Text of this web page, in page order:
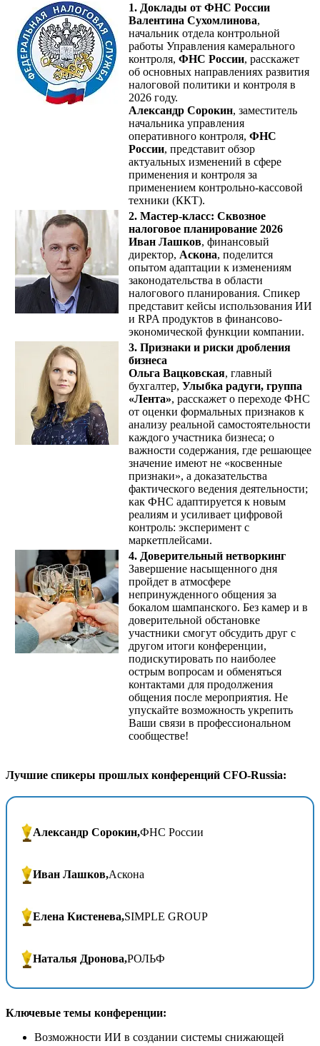
1. Доклады от ФНС России
Валентина Сухомлинова,
начальник отдела контрольной
работы Управления камерального
контроля, ФНС России, расскажет
об основных направлениях развития
налоговой политики и контроля в
2026 году.
Александр Сорокин, заместитель
начальника управления
оперативного контроля, ФНС
России, представит обзор
актуальных изменений в сфере
применения и контроля за
применением контрольно-кассовой
техники (ККТ).
2. Мастер-класс: Сквозное
налоговое планирование 2026
Иван Лашков, финансовый
директор, Аскона, поделится
опытом адаптации к изменениям
законодательства в области
налогового планирования. Спикер
представит кейсы использования ИИ
и RPA продуктов в финансово-
экономической функции компании.
3. Признаки и риски дробления
бизнеса
Ольга Вацковская, главный
бухгалтер, Улыбка радуги, группа
«Лента», расскажет о переходе ФНС
от оценки формальных признаков к
анализу реальной самостоятельности
каждого участника бизнеса; о
важности содержания, где решающее
значение имеют не «косвенные
признаки», а доказательства
фактического ведения деятельности;
как ФНС адаптируется к новым
реалиям и усиливает цифровой
контроль: эксперимент с
маркетплейсами.
4. Доверительный нетворкинг
Завершение насыщенного дня
пройдет в атмосфере
непринужденного общения за
бокалом шампанского. Без камер и в
доверительной обстановке
участники смогут обсудить друг с
другом итоги конференции,
подискутировать по наиболее
острым вопросам и обменяться
контактами для продолжения
общения после мероприятия. Не
упускайте возможность укрепить
Ваши связи в профессиональном
сообществе!
Лучшие спикеры прошлых конференций CFO-Russia:
Александр Сорокин,ФНС России
Иван Лашков,Аскона
Елена Кистенева,SIMPLE GROUP
Наталья Дронова,РОЛЬФ
Ключевые темы конференции:
Возможности ИИ в создании системы снижающей